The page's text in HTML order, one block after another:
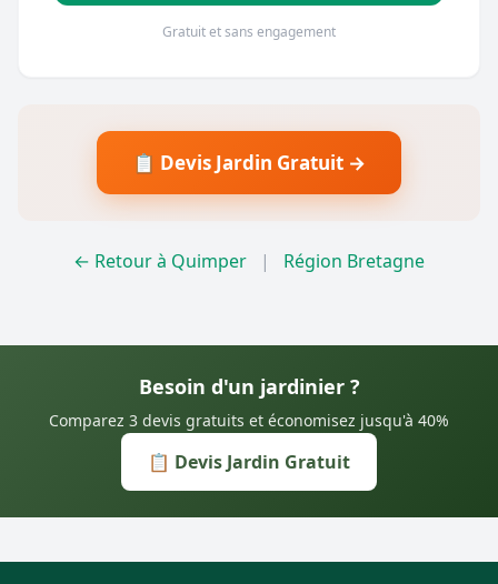
Gratuit et sans engagement
📋 Devis Jardin Gratuit →
← Retour à Quimper | Région Bretagne
Besoin d'un jardinier ?
Comparez 3 devis gratuits et économisez jusqu'à 40%
📋 Devis Jardin Gratuit